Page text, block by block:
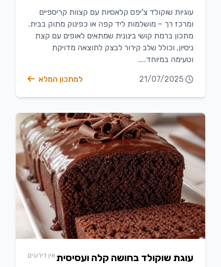
עוגיות שוקולד צ'יפס קלאסיות עם קצוות קריספיים
ומרכז רך – מושלמות ליד קפה או כפינוק מתוק בבית.
מתכון ברמת קושי בינונית שמתאים לאופים עם קצת
ניסיון, וכולל שלב קירור לבצק לתוצאה מדויקת
וטעימה במיוחד....
21/07/2025 למתכון המלא
עוגת שוקולד בחושה קלה ועסיסיתאין דירוגים